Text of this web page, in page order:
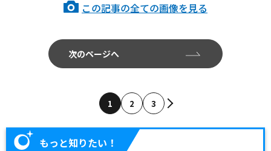
この記事の全ての画像を見る
次のページへ
1 2 3
もっと知りたい！